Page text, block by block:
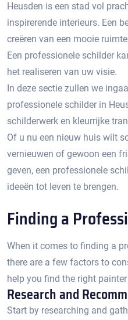
Heusden is een stad vol
inspirerende interieurs.​ Een
creëren van een mooie
Een professionele schilder
het realiseren van uw visie.​
In deze sectie zullen we
professionele schilder in
schilderwerk en kleurrijke
Of u nu een nieuw huis wilt
vernieuwen of gewoon een
geven, een professionele
ideeën tot leven te brengen.​
Finding a
When it comes to finding a
there are a few factors to
help you find the right
Research and
Start by researching and